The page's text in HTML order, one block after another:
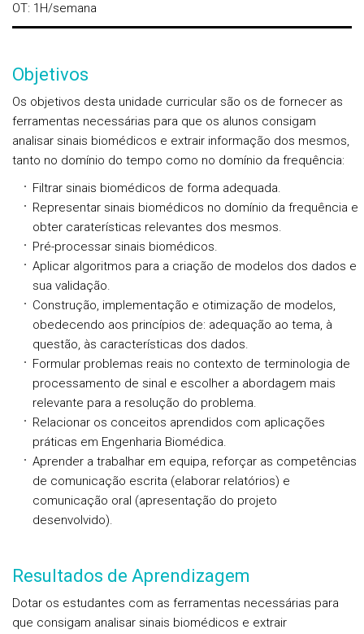
OT: 1H/semana
Objetivos
Os objetivos desta unidade curricular são os de fornecer as
ferramentas necessárias para que os alunos consigam
analisar sinais biomédicos e extrair informação dos mesmos,
tanto no domínio do tempo como no domínio da frequência:
Filtrar sinais biomédicos de forma adequada.
Representar sinais biomédicos no domínio da frequência e
obter caraterísticas relevantes dos mesmos.
Pré-processar sinais biomédicos.
Aplicar algoritmos para a criação de modelos dos dados e
sua validação.
Construção, implementação e otimização de modelos,
obedecendo aos princípios de: adequação ao tema, à
questão, às características dos dados.
Formular problemas reais no contexto de terminologia de
processamento de sinal e escolher a abordagem mais
relevante para a resolução do problema.
Relacionar os conceitos aprendidos com aplicações
práticas em Engenharia Biomédica.
Aprender a trabalhar em equipa, reforçar as competências
de comunicação escrita (elaborar relatórios) e
comunicação oral (apresentação do projeto
desenvolvido).
Resultados de Aprendizagem
Dotar os estudantes com as ferramentas necessárias para
que consigam analisar sinais biomédicos e extrair